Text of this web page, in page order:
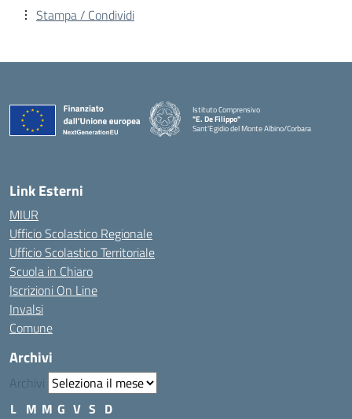
Stampa / Condividi
Istituto Comprensivo
"E. De Filippo"
Sant'Egidio del Monte Albino/Corbara
Link Esterni
MIUR
Ufficio Scolastico Regionale
Ufficio Scolastico Territoriale
Scuola in Chiaro
Iscrizioni On Line
Invalsi
Comune
Archivi
Archivi
L M M G V S D